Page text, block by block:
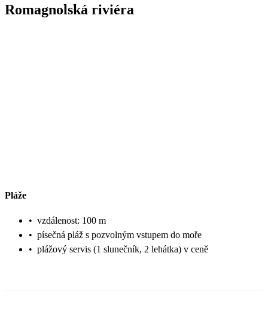
Romagnolská riviéra
Pláže
• vzdálenost: 100 m
• písečná pláž s pozvolným vstupem do moře
• plážový servis (1 slunečník, 2 lehátka) v ceně